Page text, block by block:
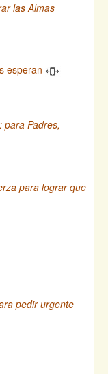
las Almas
esperan
para Padres,
para lograr que
pedir urgente